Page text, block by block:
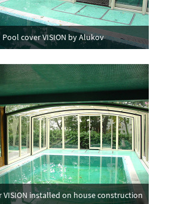
Pool cover VISION by Alukov
VISION installed on house construction